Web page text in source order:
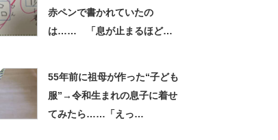
赤ペンで書かれていたの
は…… 「息が止まるほど笑
55年前に祖母が作った“子ども
服”→令和生まれの息子に着せ
てみたら……「えっ